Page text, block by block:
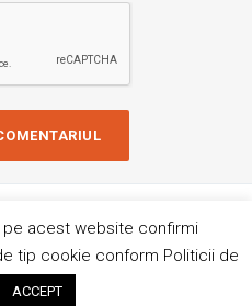
de84colors
pe acest website confirmi
tip cookie conform Politicii de
ACCEPT